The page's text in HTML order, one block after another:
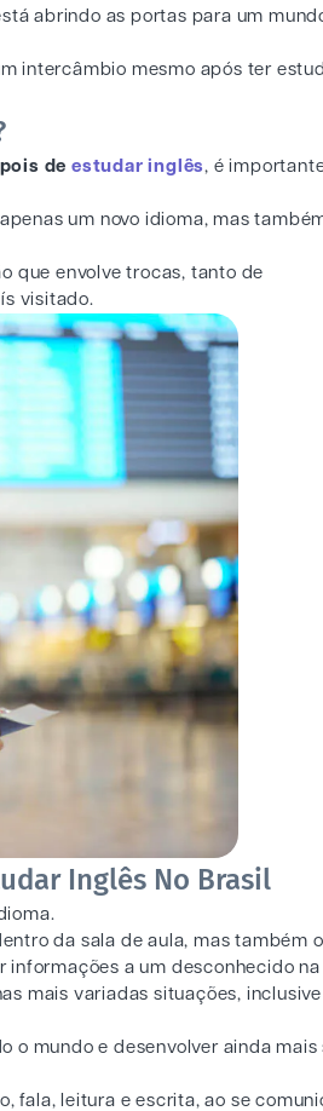
abrindo as portas para um
intercâmbio mesmo após ter
deestudar inglês, é
um novo idioma, mas
que envolve trocas, tanto de
visitado.
Inglês No Brasil
da sala de aula, mas também o
a um desconhecido na
mais variadas situações,
o mundo e desenvolver ainda mais
fala, leitura e escrita, ao se